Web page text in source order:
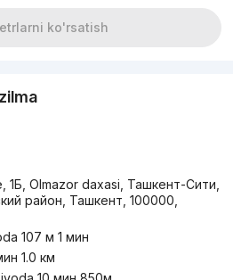
ko'rsatish
1Б, Olmazor daxasi, Ташкент-Сити,
район, Ташкент, 100000,
107 м 1 мин
1.0 км